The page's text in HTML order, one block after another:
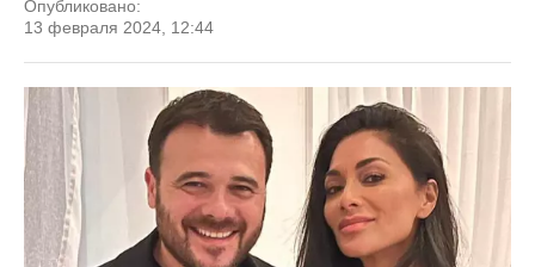
Опубликовано:
13 февраля 2024, 12:44